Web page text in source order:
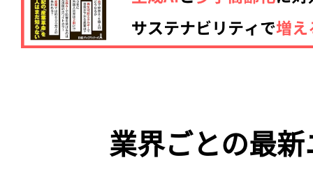
業界ごとの最